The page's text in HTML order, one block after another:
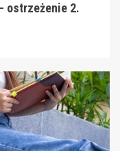
ostrzeżenie 2.